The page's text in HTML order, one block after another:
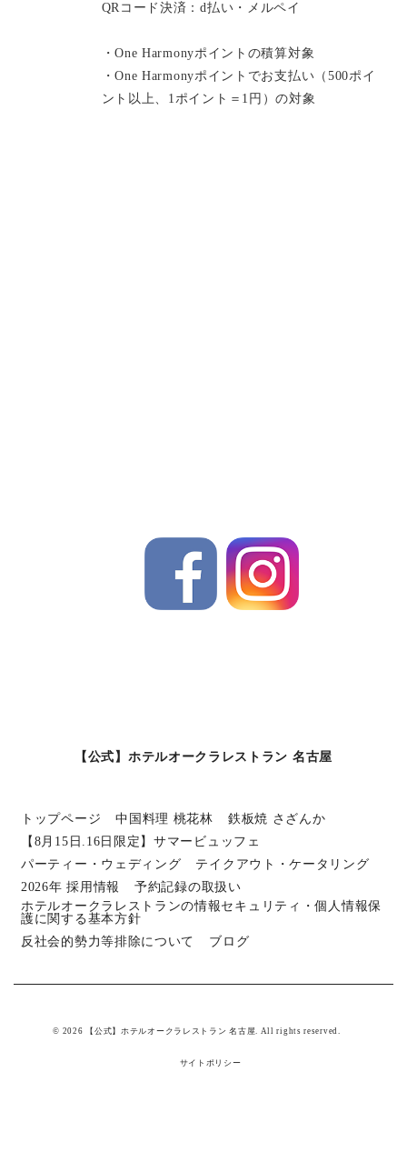
QRコード決済：d払い・メルペイ
・One Harmonyポイントの積算対象
・One Harmonyポイントでお支払い（500ポイ
ント以上、1ポイント＝1円）の対象
【公式】ホテルオークラレストラン 名古屋
トップページ 中国料理 桃花林
鉄板焼 さざんか
【8月15日.16日限定】サマービュッフェ
パーティー・ウェディング
テイクアウト・ケータリング
2026年 採用情報
予約記録の取扱い
ホテルオークラレストランの情報セキュリティ・個人情報保
護に関する基本方針
反社会的勢力等排除について
ブログ
© 2026 【公式】ホテルオークラレストラン 名古屋. All rights reserved.
サイトポリシー